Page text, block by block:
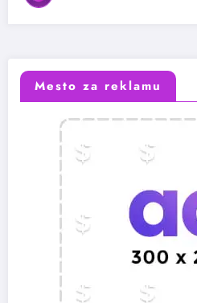
Mesto za reklamu